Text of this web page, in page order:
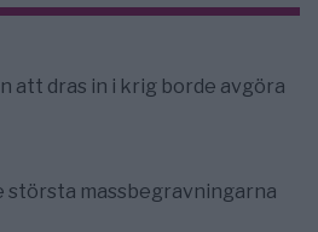
att dras in i krig borde avgöra
största massbegravningarna